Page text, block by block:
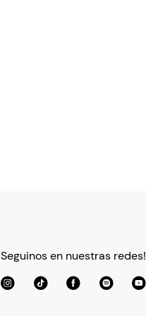
Seguinos en nuestras redes!